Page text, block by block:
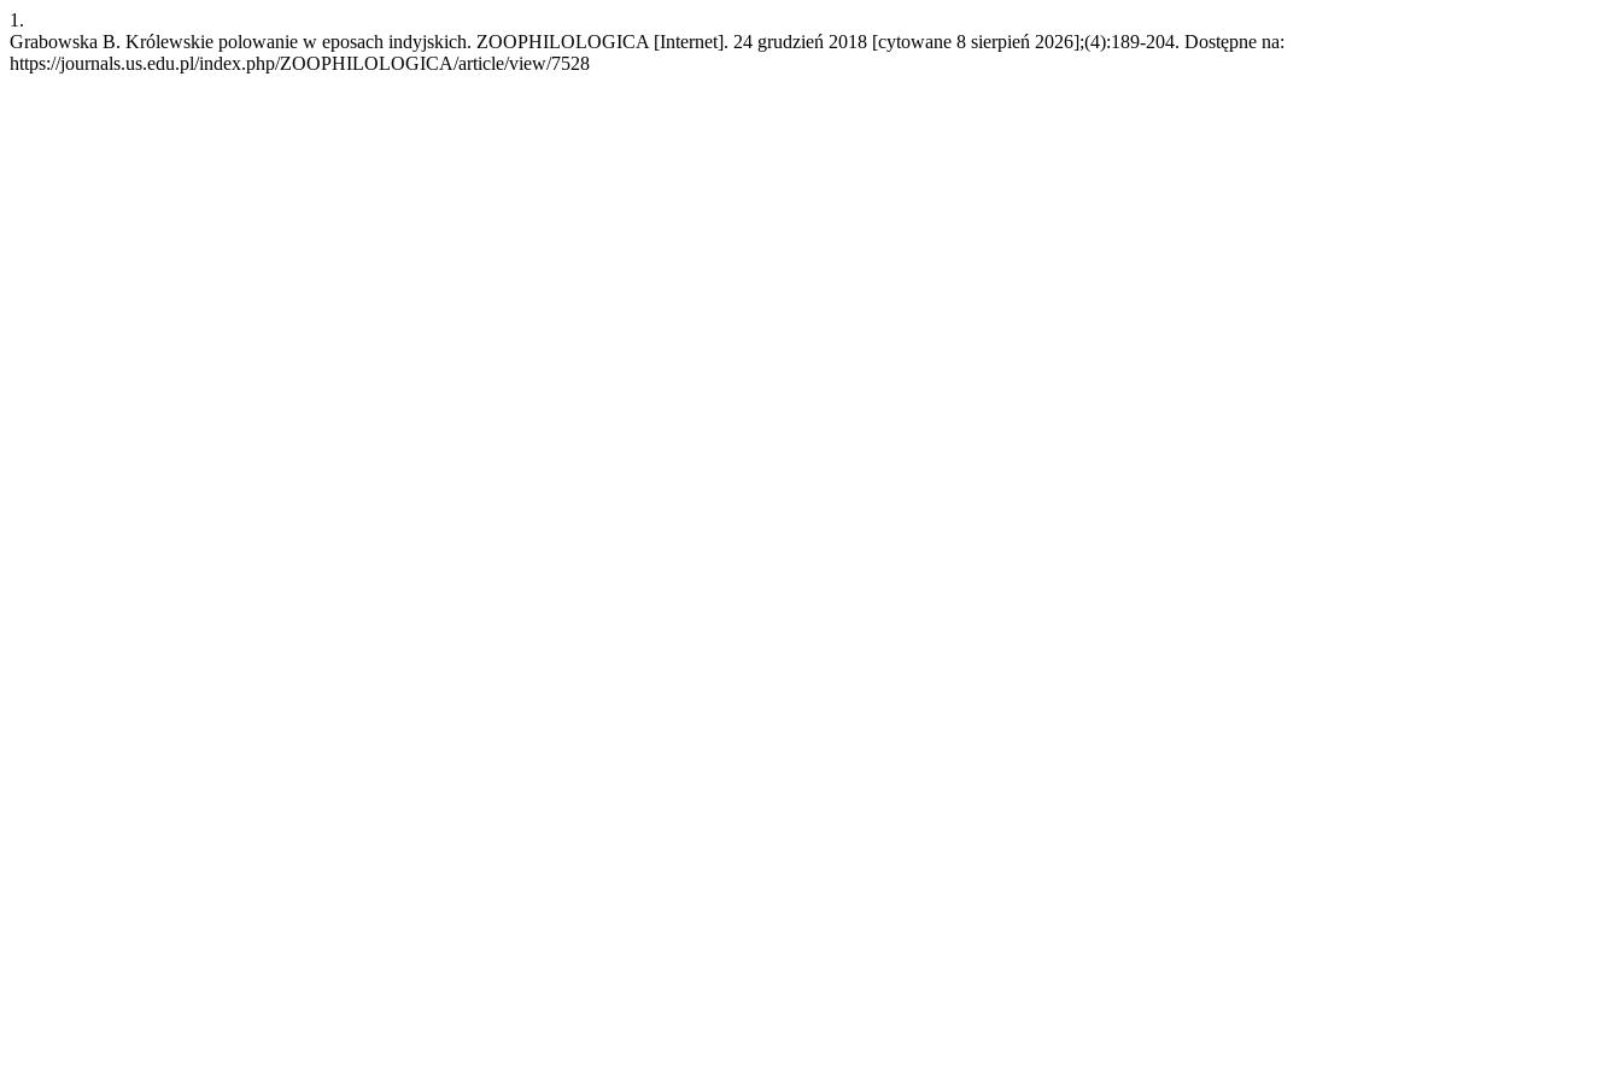
1.
Grabowska B. Królewskie polowanie w eposach indyjskich. ZOOPHILOLOGICA [Internet]. 24 grudzień 2018 [cytowane 8 sierpień 2026];(4):189-204. Dostępne na:
https://journals.us.edu.pl/index.php/ZOOPHILOLOGICA/article/view/7528